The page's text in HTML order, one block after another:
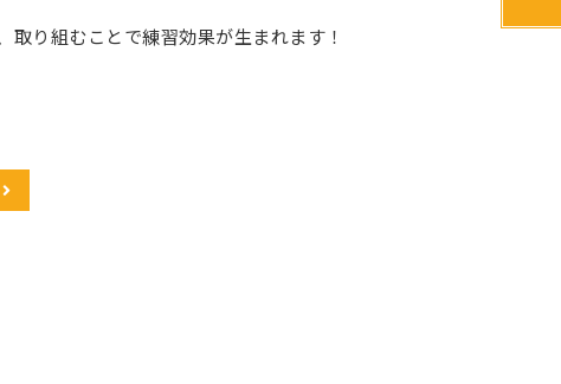
り組むことで練習効果が生まれます！